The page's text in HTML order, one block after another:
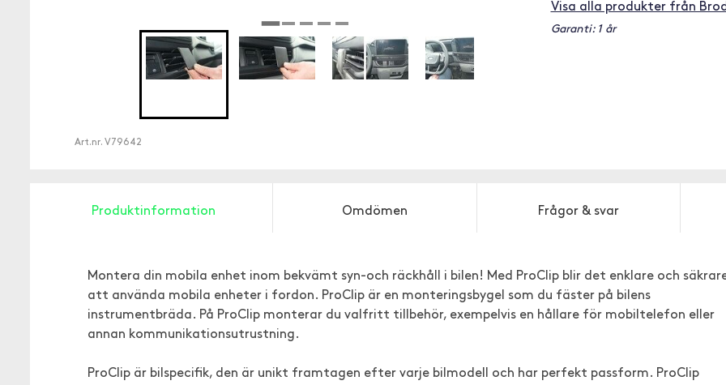
Art.nr. V79642
Visa alla produkter från
Garanti: 1 år
Produktinformation Omdömen Frågor & svar
Montera din mobila enhet inom bekvämt syn-och räckhåll i bilen! Med ProClip blir det enklare och
att använda mobila enheter i fordon. ProClip är en monteringsbygel som du fäster på bilens
instrumentbräda. På ProClip monterar du valfritt tillbehör, exempelvis en hållare för mobiltelefon eller
annan kommunikationsutrustning.
ProClip är bilspecifik, den är unikt framtagen efter varje bilmodell och har perfekt passform. ProClip